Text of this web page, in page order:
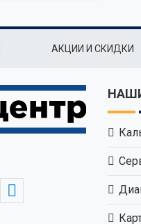
АКЦИИ И СКИДКИ